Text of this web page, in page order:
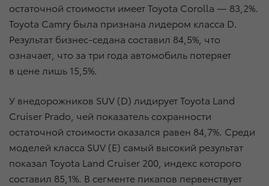
остаточной стоимости имеет Toyota Corolla — 83,2%.
Toyota Camry была признана лидером класса D.
Результат бизнес-седана составил 84,5%, что
означает, что за три года автомобиль потеряет
в цене лишь 15,5%.
У внедорожников SUV (D) лидирует Toyota Land
Cruiser Prado, чей показатель сохранности
остаточной стоимости оказался равен 84,7%. Среди
моделей класса SUV (E) самый высокий результат
показал Toyota Land Cruiser 200, индекс которого
составил 85,1%. В сегменте пикапов первенствует